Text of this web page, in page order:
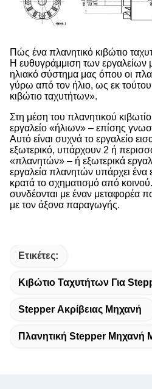
Πώς ένα πλανητικό κιβώτιο
Η ευθυγράμμιση των εργαλείων
ηλιακό σύστημα μας όπου οι
γύρω από τον ήλιο, ως εκ
κιβώτιο ταχυτήτων».
Στη μέση του πλανητικού
εργαλείο «ήλιων» – επίσης
Αυτό είναι συχνά το εργαλείο
εξωτερικό, υπάρχουν 2 ή
«πλανητών» – ή εξωτερικά
εργαλεία πλανητών υπάρχει ένα
κρατά το σχηματισμό από
συνδέονται με έναν μεταφορέα
με τον άξονα παραγωγής.
Ετικέτες:
Κιβώτιο Ταχυτήτων Για
Stepper Ακρίβειας Μηχανή
Πλανητική Stepper Μηχανή